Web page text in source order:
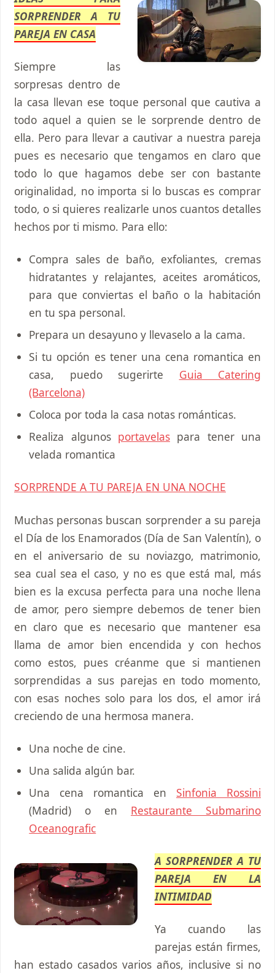
SORPRENDER A TU
PAREJA EN CASA
Siempre las
sorpresas dentro de
la casa llevan ese toque personal que cautiva a
todo aquel a quien se le sorprende dentro de
ella. Pero para llevar a cautivar a nuestra pareja
pues es necesario que tengamos en claro que
todo lo que hagamos debe ser con bastante
originalidad, no importa si lo buscas es comprar
todo, o si quieres realizarle unos cuantos detalles
hechos por ti mismo. Para ello:
Compra sales de baño, exfoliantes, cremas
hidratantes y relajantes, aceites aromáticos,
para que conviertas el baño o la habitación
en tu spa personal.
Prepara un desayuno y llevaselo a la cama.
Si tu opción es tener una cena romantica en
casa, puedo sugerirte Guia Catering
(Barcelona)
Coloca por toda la casa notas románticas.
Realiza algunos portavelaspara tener una
velada romantica
SORPRENDE A TU PAREJA EN UNA NOCHE
Muchas personas buscan sorprender a su pareja
el Día de los Enamorados (Día de San Valentín), o
en el aniversario de su noviazgo, matrimonio,
sea cual sea el caso, y no es que está mal, más
bien es la excusa perfecta para una noche llena
de amor, pero siempre debemos de tener bien
en claro que es necesario que mantener esa
llama de amor bien encendida y con hechos
como estos, pues créanme que si mantienen
sorprendidas a sus parejas en todo momento,
con esas noches solo para los dos, el amor irá
creciendo de una hermosa manera.
Una noche de cine.
Una salida algún bar.
Una cena romantica en Sinfonia Rossini
(Madrid) o en Restaurante Submarino
Oceanografic
A SORPRENDER A TU
PAREJA EN LA
INTIMIDAD
Ya cuando las
parejas están firmes,
han estado casados varios años, inclusive si no